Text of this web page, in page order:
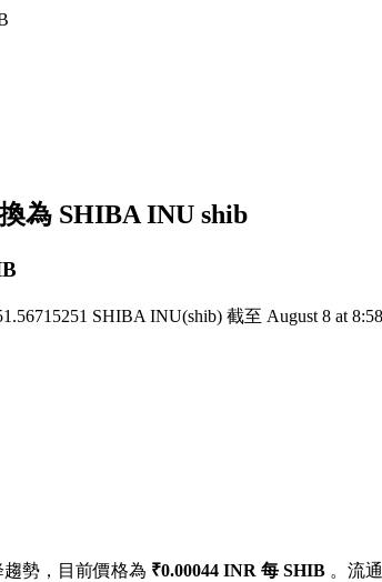
為 SHIBA INU shib
SHIBA INU(shib) 截至 August 8 at
勢，目前價格為 ₹0.00044 INR 每 SHIB 。流